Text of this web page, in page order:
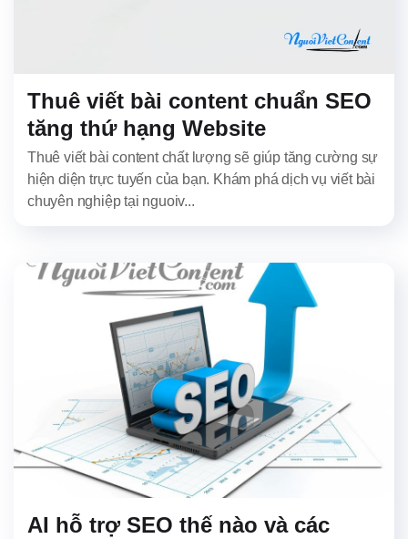
Thuê viết bài content chuẩn SEO
tăng thứ hạng Website
Thuê viết bài content chất lượng sẽ giúp tăng cường sự
hiện diện trực tuyến của bạn. Khám phá dịch vụ viết bài
chuyên nghiệp tại nguoiv...
AI hỗ trợ SEO thế nào và các